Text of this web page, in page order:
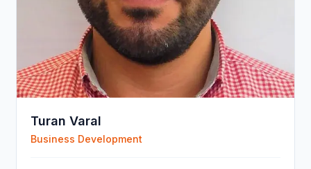
Turan Varal
Business Development